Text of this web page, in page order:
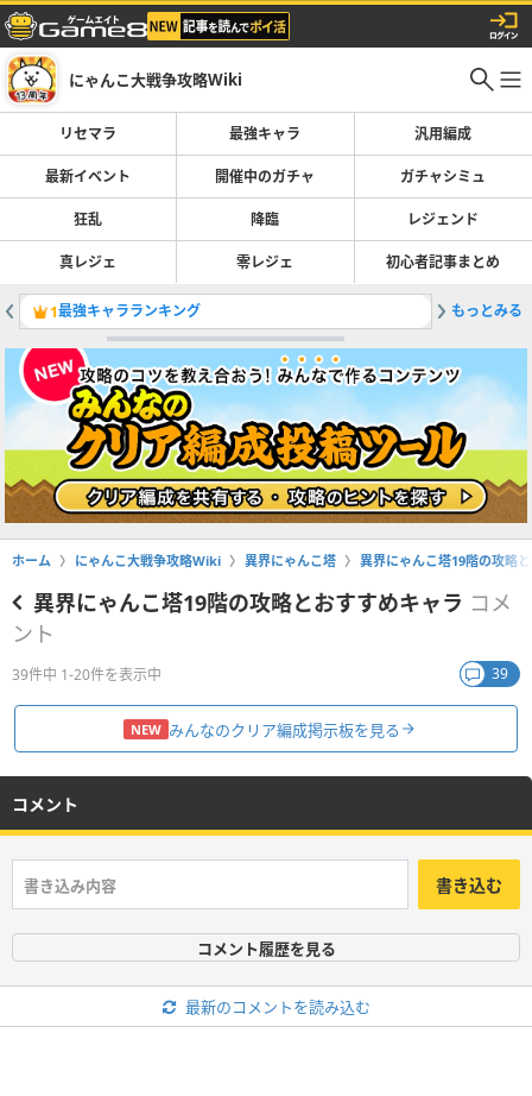
にゃんこ大戦争攻略Wiki
リセマラ 最強キャラ 汎用編成
最新イベント 開催中のガチャ ガチャシミュ
狂乱 降臨 レジェンド
真レジェ 零レジェ 初心者記事まとめ
1最強キャラランキング 2断罪天
もっとみる
ホーム にゃんこ大戦争攻略Wiki 異界にゃんこ塔 異界にゃんこ塔19階の攻略
異界にゃんこ塔19階の攻略とおすすめキャラ コメ
ント
39件中 1-20件を表示中 39
NEW みんなのクリア編成掲示板を見る
コメント
書き込む
コメント履歴を見る
最新のコメントを読み込む